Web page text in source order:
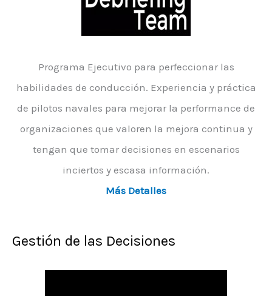
Programa Ejecutivo para perfeccionar las
habilidades de conducción. Experiencia y práctica
de pilotos navales para mejorar la performance de
organizaciones que valoren la mejora continua y
tengan que tomar decisiones en escenarios
inciertos y escasa información.
Más Detalles
Gestión de las Decisiones